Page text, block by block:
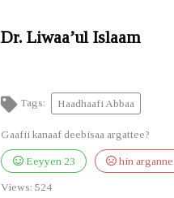
Dr. Liwaa’ul Islaam
Tags: Haadhaafi Abbaa
Gaafii kanaaf deebisaa argattee?
Eeyyen 23 hin arganne
Views: 524